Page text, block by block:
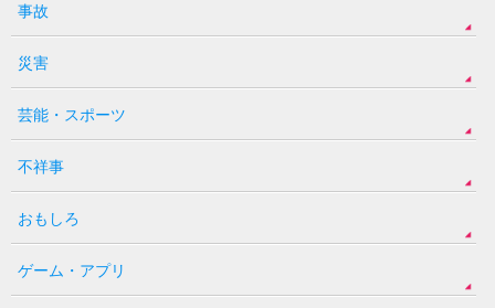
事故
災害
芸能・スポーツ
不祥事
おもしろ
ゲーム・アプリ